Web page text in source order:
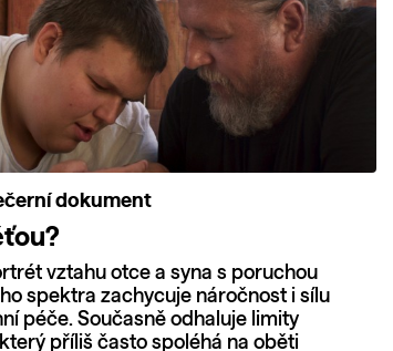
dokument
vztahu otce a syna s poruchou
spektra zachycuje náročnost i sílu
péče. Současně odhaluje limity
příliš často spoléhá na oběti